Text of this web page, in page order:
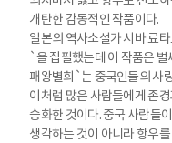
개탄한 감동적인 작품이다.
일본의 역사소설가 시바 료
`을 집필했는데 이 작품은
패왕별희`는 중국인들의 사
이처럼 많은 사람들에게 존
승화한 것이다. 중국 사람들
생각하는 것이 아니라 항우